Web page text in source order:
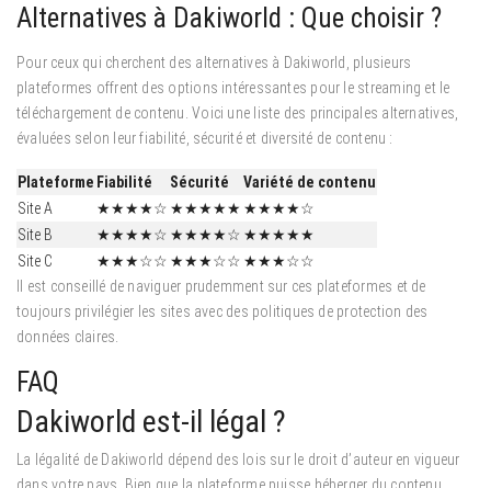
Alternatives à Dakiworld : Que choisir ?
Pour ceux qui cherchent des alternatives à Dakiworld, plusieurs
plateformes offrent des options intéressantes pour le streaming et le
téléchargement de contenu. Voici une liste des principales alternatives,
évaluées selon leur fiabilité, sécurité et diversité de contenu :
Plateforme Fiabilité Sécurité
Variété de contenu
Site A
★★★★☆ ★★★★★ ★★★★☆
Site B
★★★★☆ ★★★★☆ ★★★★★
Site C
★★★☆☆ ★★★☆☆ ★★★☆☆
Il est conseillé de naviguer prudemment sur ces plateformes et de
toujours privilégier les sites avec des politiques de protection des
données claires.
FAQ
Dakiworld est-il légal ?
La légalité de Dakiworld dépend des lois sur le droit d’auteur en vigueur